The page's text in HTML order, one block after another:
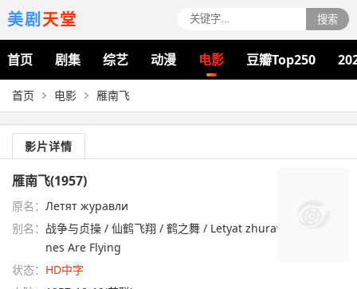
美剧天堂 搜索
首页 剧集 综艺 动漫 电影 豆瓣Top250
首页 电影 雁南飞
影片详情
雁南飞(1957)
原名： Летят журавли
别名： 战争与贞操 / 仙鹤飞翔 / 鹤之舞 / Letyat zhuravli / The Cra
nes Are Flying
状态： HD中字